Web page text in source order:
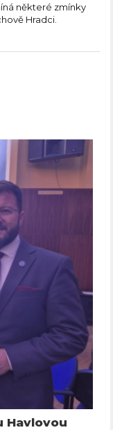
některé zmínky
Hradci.
Havlovou